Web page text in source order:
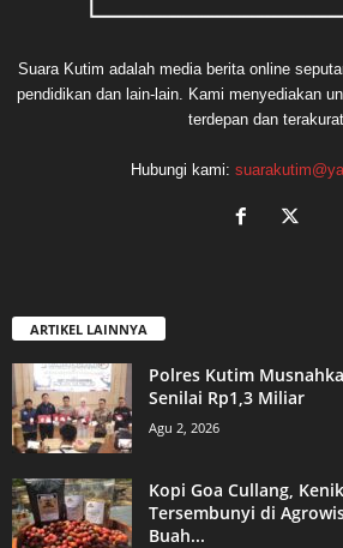
Suara Kutim adalah media berita online
pendidikan dan lain-lain. Kami menyediakan
terdepan dan terakurat.
Hubungi kami:
ARTIKEL LAINNYA
Polres Kutim
Senilai Rp1,3 Miliar
Agu 2, 2026
Kopi Goa Cullang,
Tersembunyi di
Buah...